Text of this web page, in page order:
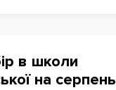
в школи
на серпень